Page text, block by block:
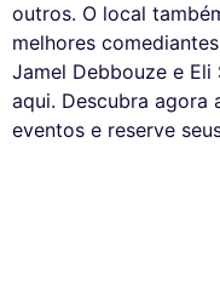
outros. O local
melhores
Jamel Debbouze e
aqui. Descubra agora
eventos e reserve